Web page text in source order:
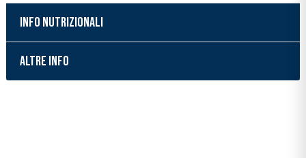
INFO NUTRIZIONALI
ALTRE INFO